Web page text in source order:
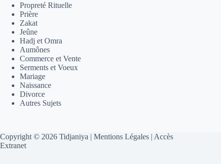
Propreté Rituelle
Prière
Zakat
Jeûne
Hadj et Omra
Aumônes
Commerce et Vente
Serments et Voeux
Mariage
Naissance
Divorce
Autres Sujets
Copyright © 2026 Tidjaniya | Mentions Légales | Accès
Extranet